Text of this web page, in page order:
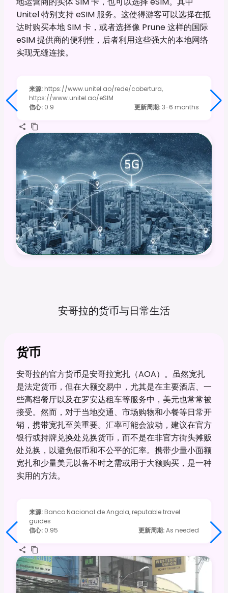
Unitel 特别支持 eSIM 服务。这使得游客可以选择在抵
达时购买本地 SIM 卡，或者选择像 Prune 这样的国际
eSIM 提供商的便利性，后者利用这些强大的本地网络
实现无缝连接。
来源: https://www.unitel.ao/rede/cobertura,
https://www.unitel.ao/eSIM
信心: 0.9 更新周期:3-6 months
安哥拉的货币与日常生活
货币
安哥拉的官方货币是安哥拉宽扎（AOA）。虽然宽扎
是法定货币，但在大额交易中，尤其是在主要酒店、一
些高档餐厅以及在罗安达租车等服务中，美元也常常被
接受。然而，对于当地交通、市场购物和小餐等日常开
销，携带宽扎至关重要。汇率可能会波动，建议在官方
银行或持牌兑换处兑换货币，而不是在非官方街头摊贩
处兑换，以避免假币和不公平的汇率。携带少量小面额
宽扎和少量美元以备不时之需或用于大额购买，是一种
实用的方法。
来源: Banco Nacional de Angola, reputable travel
guides
信心: 0.95 更新周期:As needed